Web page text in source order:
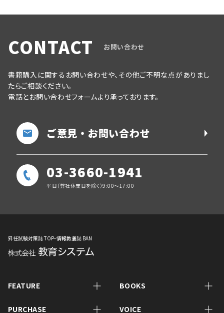
CONTACT お問い合わせ
書籍購入に関するお問い合わせや、その他ご不明な点がありまし
たらご相談ください。
電話とお問い合わせフォームより承っております。
ご意見・お問い合わせ
03-3660-1941
平日（弊社休業日を除く）9:00～17:00
昇任試験対策誌 TOP・情報教養誌 BAN
FEATURE BOOKS
PURCHASE VOICE